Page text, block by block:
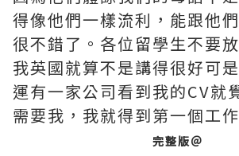
得像他們一樣流利，能跟他
很不錯了。各位留學生不要
我英國就算不是講得很好可
運有一家公司看到我的CV就
需要我，我就得到第一個工
完整版＠